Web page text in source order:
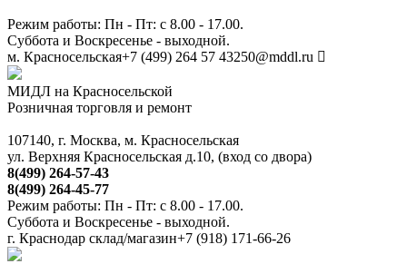
Режим работы: Пн - Пт: с 8.00 - 17.00.
Суббота и Воскресенье - выходной.
м. Красносельская+7 (499) 264 57 43250@mddl.ru
МИДЛ на Красносельской
Розничная торговля и ремонт
107140, г. Москва, м. Красносельская
ул. Верхняя Красносельская д.10, (вход со двора)
8(499) 264-57-43
8(499) 264-45-77
Режим работы: Пн - Пт: с 8.00 - 17.00.
Суббота и Воскресенье - выходной.
г. Краснодар склад/магазин+7 (918) 171-66-26